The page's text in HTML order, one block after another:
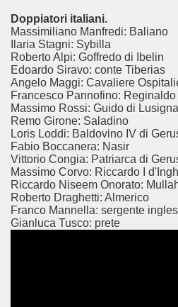
Doppiatori italiani.
Massimiliano Manfredi: Baliano
Ilaria Stagni: Sybilla
Roberto Alpi: Goffredo di Ibelin
Edoardo Siravo: conte Tiberias
Angelo Maggi: Cavaliere
Francesco Pannofino:
Massimo Rossi: Guido di
Remo Girone: Saladino
Loris Loddi: Baldovino IV di
Fabio Boccanera: Nasir
Vittorio Congia: Patriarca di
Massimo Corvo: Riccardo I
Riccardo Niseem Onorato:
Roberto Draghetti: Almerico
Franco Mannella: sergente
Gianluca Tusco: prete
Se Ti Piacciono nel mese